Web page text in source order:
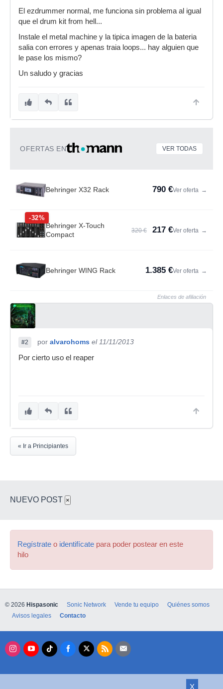
El ezdrummer normal, me funciona sin problema al igual
que el drum kit from hell...
Instale el metal machine y la tipica imagen de la bateria
salia con errores y apenas traia loops... hay alguien que
le pase los mismo?
Un saludo y gracias
OFERTAS EN VER TODAS
Behringer X32 Rack 790 €Ver oferta →
-32%
Behringer X-Touch
Compact
320 € 217 €Ver oferta →
Behringer WING Rack 1.385 €Ver oferta →
Enlaces de afiliación
#2 por alvarohoms el 11/11/2013
Por cierto uso el reaper
« Ir a Principiantes
NUEVO POST ×
Regístrate o identifícate para poder postear en este
hilo
X
© 2026 Hispasonic Sonic Network Vende tu equipo
Quiénes somos
Avisos legales
Contacto